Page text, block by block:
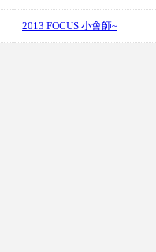
2013 FOCUS 小會師~